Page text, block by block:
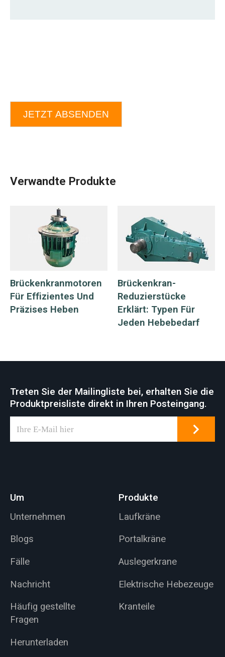
JETZT ABSENDEN
Verwandte Produkte
Brückenkranmotoren
Für Effizientes Und
Präzises Heben
Brückenkran-
Reduzierstücke
Erklärt: Typen Für
Jeden Hebebedarf
Treten Sie der Mailingliste bei, erhalten Sie die
Produktpreisliste direkt in Ihren Posteingang.
Um
Unternehmen
Blogs
Fälle
Nachricht
Häufig gestellte
Fragen
Herunterladen
Produkte
Laufkräne
Portalkräne
Auslegerkrane
Elektrische Hebezeuge
Kranteile